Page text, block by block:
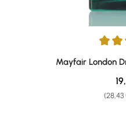
Durchschnittliche
Mayfair London
(28,43